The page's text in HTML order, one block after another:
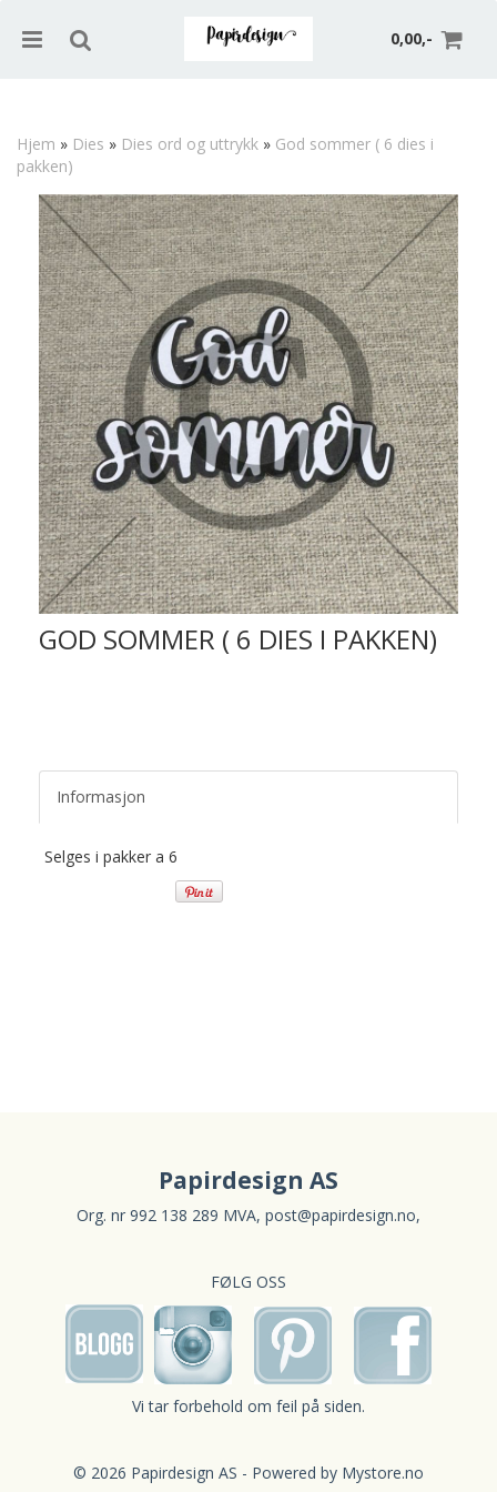
0,00,-
Hjem » Dies » Dies ord og uttrykk » God sommer ( 6 dies i
pakken)
GOD SOMMER ( 6 DIES I PAKKEN)
Informasjon
Selges i pakker a 6
Papirdesign AS
Org. nr 992 138 289 MVA, post@papirdesign.no,
FØLG OSS
Vi tar forbehold om feil på siden.
© 2026 Papirdesign AS - Powered by Mystore.no
Trykk ENTER for å søke